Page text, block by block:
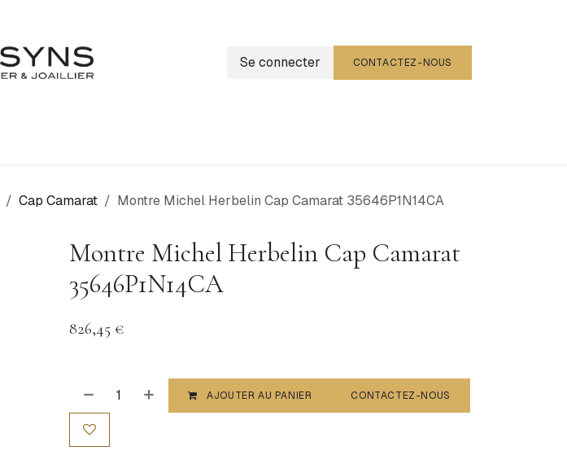
Se connecter CONTACTEZ-NOUS
Cap Camarat Montre Michel Herbelin Cap Camarat 35646P1N14CA
Montre Michel Herbelin Cap Camarat
35646P1N14CA
826,45 €
AJOUTER AU PANIER CONTACTEZ-NOUS